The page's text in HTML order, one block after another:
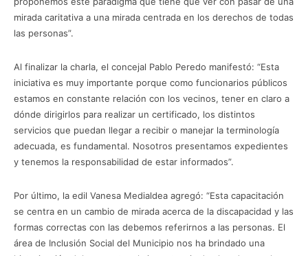
mirada caritativa a una mirada centrada en los derechos de todas
las personas”.
Al finalizar la charla, el concejal Pablo Peredo manifestó: “Esta
iniciativa es muy importante porque como funcionarios públicos
estamos en constante relación con los vecinos, tener en claro a
dónde dirigirlos para realizar un certificado, los distintos
servicios que puedan llegar a recibir o manejar la terminología
adecuada, es fundamental. Nosotros presentamos expedientes
y tenemos la responsabilidad de estar informados”.
Por último, la edil Vanesa Medialdea agregó: “Esta capacitación
se centra en un cambio de mirada acerca de la discapacidad y las
formas correctas con las debemos referirnos a las personas. El
área de Inclusión Social del Municipio nos ha brindado una